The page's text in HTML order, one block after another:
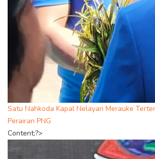
Satu Nahkoda Kapal Nelayan Merauke
Perairan PNG
Content;?>